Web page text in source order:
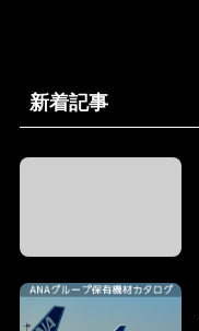
新着記事